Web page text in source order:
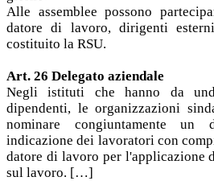
Alle assemblee possono
datore di lavoro, dirigenti
costituito la RSU.
Art. 26 Delegato aziendale
Negli istituti che hanno da
dipendenti, le organizzazioni
nominare congiuntamente un
indicazione dei lavoratori con
datore di lavoro per l'applicazione
sul lavoro. […]